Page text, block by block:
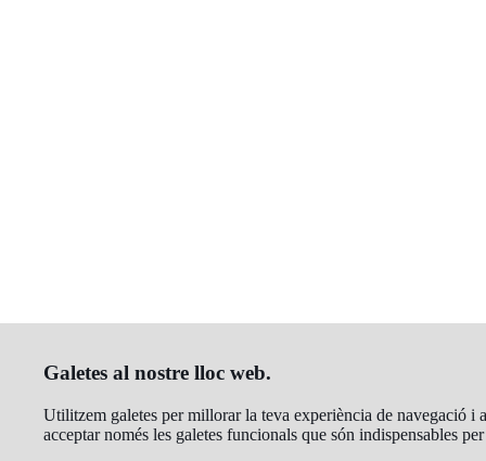
Galetes al nostre lloc web.
Utilitzem galetes per millorar la teva experiència de navegació i
acceptar només les galetes funcionals que són indispensables